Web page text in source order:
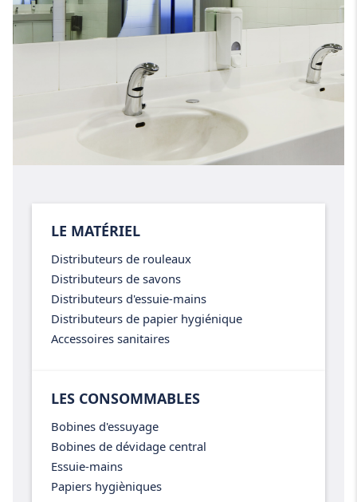
LE MATÉRIEL
Distributeurs de rouleaux
Distributeurs de savons
Distributeurs d'essuie-mains
Distributeurs de papier hygiénique
Accessoires sanitaires
LES CONSOMMABLES
Bobines d'essuyage
Bobines de dévidage central
Essuie-mains
Papiers hygièniques